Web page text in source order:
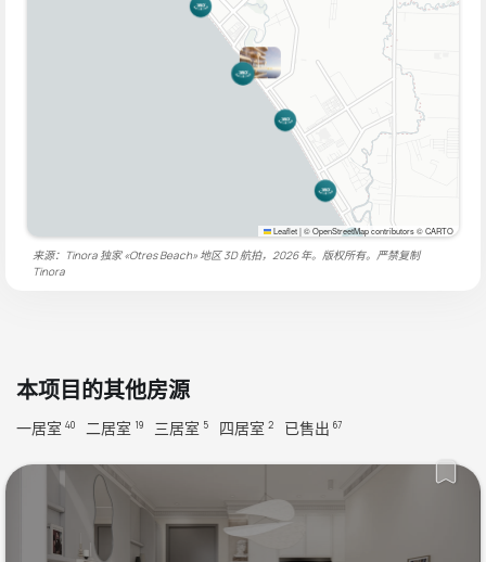
Leaflet|© OpenStreetMap contributors © CARTO
来源：Tinora 独家 «Otres Beach» 地区 3D 航拍，2026 年。版权所有。严禁复制
Tinora
本项目的其他房源
一居室 40 二居室 19 三居室 5 四居室 2 已售出 67